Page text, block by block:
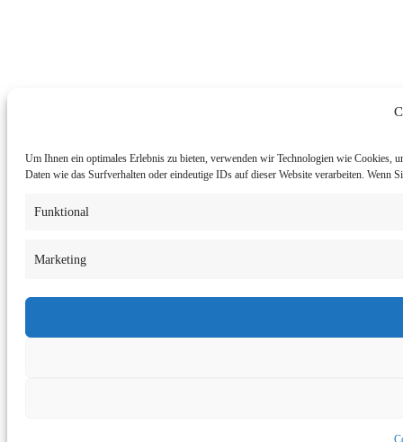
Um Ihnen ein optimales Erlebnis zu bieten, verwenden wir Technologien wie Cookies,
Daten wie das Surfverhalten oder eindeutige IDs auf dieser Website verarbeiten.
Funktional
Marketing